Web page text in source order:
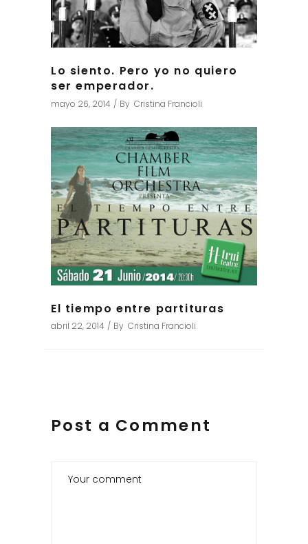
Lo siento. Pero yo no quiero
ser emperador.
mayo 26, 2014 By Cristina Francioli
El tiempo entre partituras
abril 22, 2014 By Cristina Francioli
Post a Comment